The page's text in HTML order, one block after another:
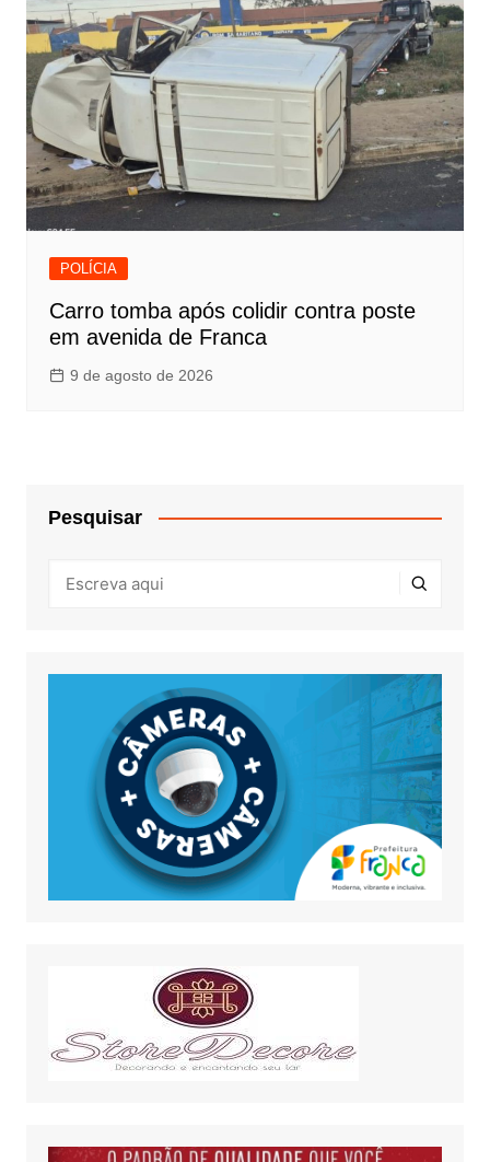
POLÍCIA
Carro tomba após colidir contra poste
em avenida de Franca
9 de agosto de 2026
Pesquisar